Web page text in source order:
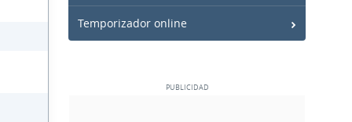
Temporizador online